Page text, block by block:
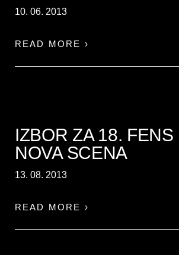
10. 06. 2013
READ MORE ›
IZBOR ZA 18.
NOVA SCENA
13. 08. 2013
READ MORE ›